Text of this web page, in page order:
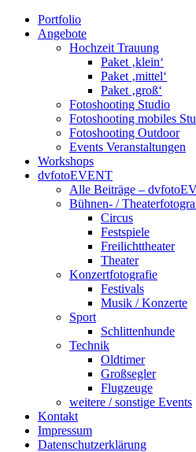
Portfolio
Angebote
Hochzeit Trauung
Paket ‚klein‘
Paket ‚mittel‘
Paket ‚groß‘
Fotoshooting Studio
Fotoshooting mobiles
Fotoshooting Outdoor
Events Veranstaltungen
Workshops
dvfotoEVENT
Alle Beiträge –
Bühnen- /
Circus
Festspiele
Freilichttheater
Theater
Konzertfotografie
Festivals
Musik / Konzerte
Sport
Schlittenhunde
Technik
Oldtimer
Großsegler
Flugzeuge
weitere / sonstige Events
Kontakt
Impressum
Datenschutzerklärung